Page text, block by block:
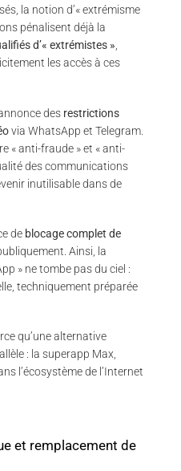
la notion d’« extrémisme
pénalisent déjà la
d’« extrémistes »,
les accès à ces
des restrictions
via WhatsApp et Telegram.
« anti-fraude » et « anti-
des communications
inutilisable dans de
de blocage complet de
Ainsi, la
» ne tombe pas du ciel :
techniquement préparée
qu’une alternative
: la superapp Max,
l’écosystème de l’Internet
et remplacement de